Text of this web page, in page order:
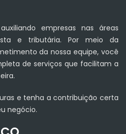
empresas nas áreas
e tributária. Por meio da
da nossa equipe, você
de serviços que facilitam a
e tenha a contribuição certa
negócio.